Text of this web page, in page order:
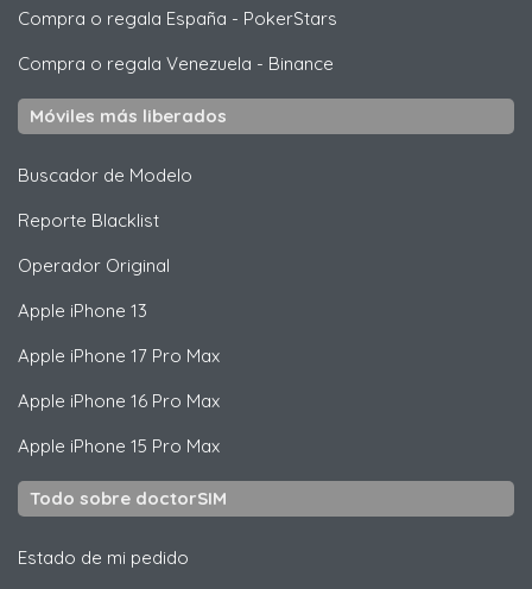
Compra o regala España - PokerStars
Compra o regala Venezuela - Binance
Móviles más liberados
Buscador de Modelo
Reporte Blacklist
Operador Original
Apple iPhone 13
Apple iPhone 17 Pro Max
Apple iPhone 16 Pro Max
Apple iPhone 15 Pro Max
Todo sobre doctorSIM
Estado de mi pedido